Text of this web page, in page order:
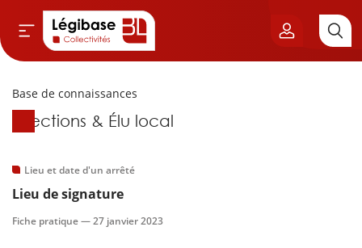
& Cimetières
& Élu local
Finances locales
Base de connaissances
Base de connaissances
Élections & Élu local
Lieu et date d'un arrêté
Lieu de signature
Fiche pratique —27 janvier 2023